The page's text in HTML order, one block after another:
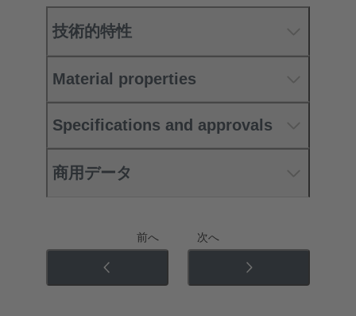
技術的特性
Material properties
Specifications and approvals
商用データ
前へ 次へ